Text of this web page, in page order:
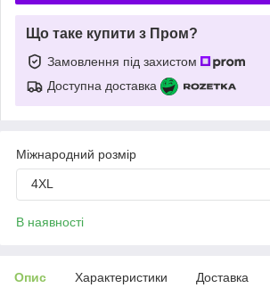
Що таке купити з Пром?
Замовлення під захистом
Доступна доставка
Міжнародний розмір
4XL
В наявності
Опис Характеристики Доставка